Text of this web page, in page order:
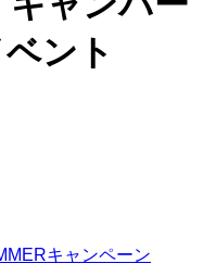
ント
キャンペーン